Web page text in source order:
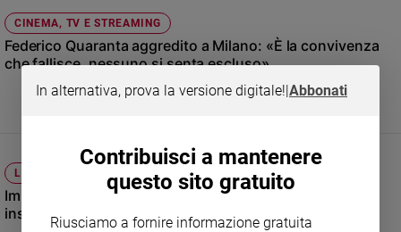
Sanremo
2026
Cinema,
Arte
Famiglia
CINEMA, TV E STREAMING
Federico Quaranta aggredito a Milano: «È la convivenza
che fallisce, nessuno si senta escluso»
LIBRI
Imparare a ballare sotto la pioggia: quando i figli ci
insegnano a salvare la famiglia
In alternativa, prova la versione digitale!|Abbonati
Contribuisci a mantenere
questo sito gratuito
Riusciamo a fornire informazione gratuita